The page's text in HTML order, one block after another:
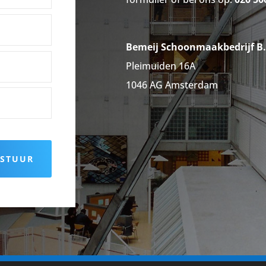
Bemeij Schoonmaakbedrijf
Pleimuiden 16A
1046 AG Amsterdam